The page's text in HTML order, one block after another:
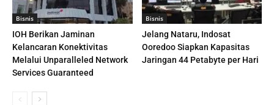
Bisnis
IOH Berikan Jaminan
Kelancaran Konektivitas
Melalui Unparalleled Network
Services Guaranteed
Bisnis
Jelang Nataru, Indosat
Ooredoo Siapkan Kapasitas
Jaringan 44 Petabyte per Hari